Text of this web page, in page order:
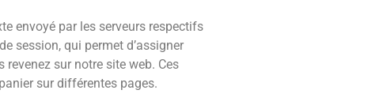
envoyé par les serveurs respectifs
session, qui permet d’assigner
sur notre site web. Ces
sur différentes pages.